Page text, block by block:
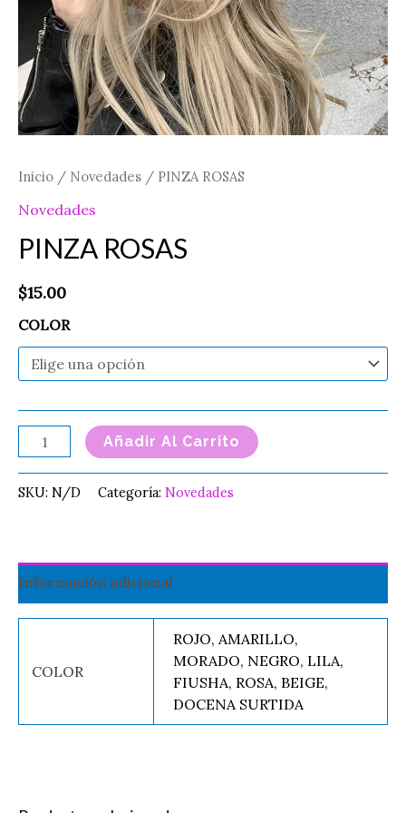
Inicio / Novedades / PINZA ROSAS
Novedades
PINZA ROSAS
$15.00
COLOR
Añadir Al Carrito
SKU: N/D Categoría: Novedades
Información adicional
COLOR
ROJO, AMARILLO,
MORADO, NEGRO, LILA,
FIUSHA, ROSA, BEIGE,
DOCENA SURTIDA